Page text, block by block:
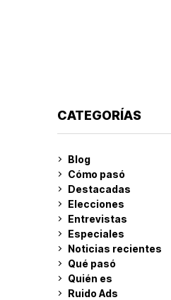
CATEGORÍAS
Blog
Cómo pasó
Destacadas
Elecciones
Entrevistas
Especiales
Noticias recientes
Qué pasó
Quién es
Ruido Ads